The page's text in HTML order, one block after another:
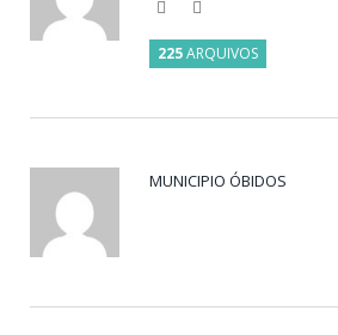
Website
225ARQUIVOS
MUNICIPIO ÓBIDOS